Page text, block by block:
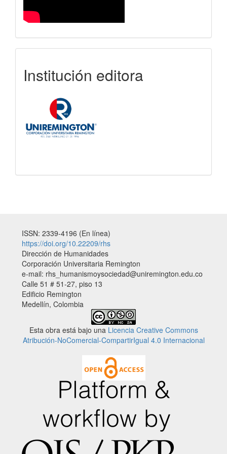
Institución editora
ISSN: 2339-4196 (En línea)
https://doi.org/10.22209/rhs
Dirección de Humanidades
Corporación Universitaria Remington
e-mail: rhs_humanismoysociedad@uniremington.edu.co
Calle 51 # 51-27, piso 13
Edificio Remington
Medellín, Colombia
Esta obra está bajo una Licencia Creative Commons
Atribución-NoComercial-CompartirIgual 4.0 Internacional